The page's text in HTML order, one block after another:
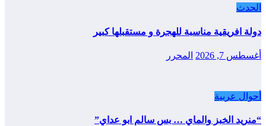
الحدث
دولة افريقية مناسبة للهجرة و مستقبلها كبير
أغسطس 7, 2026 المحرر
أحوال عربية
“منريد الخبز والماي … بس سالم ابو عداي”